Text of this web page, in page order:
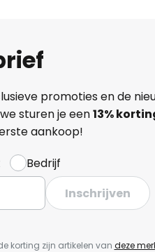
promoties en de
sturen je een13%
aankoop!
Bedrijf
Inschrijven
korting zijn artikelen van deze